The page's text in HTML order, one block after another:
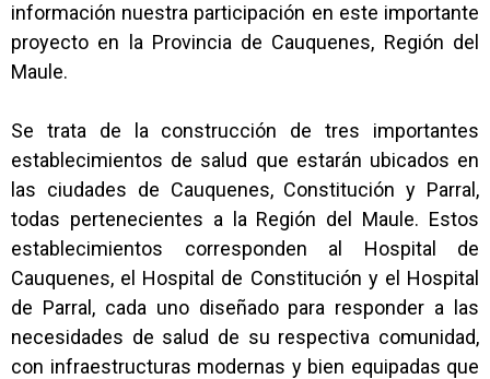
información nuestra participación en este importante
proyecto en la Provincia de Cauquenes, Región del
Maule.
Se trata de la construcción de tres importantes
establecimientos de salud que estarán ubicados en
las ciudades de Cauquenes, Constitución y Parral,
todas pertenecientes a la Región del Maule. Estos
establecimientos corresponden al Hospital de
Cauquenes, el Hospital de Constitución y el Hospital
de Parral, cada uno diseñado para responder a las
necesidades de salud de su respectiva comunidad,
con infraestructuras modernas y bien equipadas que